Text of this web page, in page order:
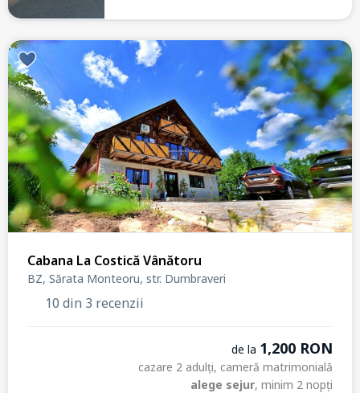
Cabana La Costică Vânătoru
BZ, Sărata Monteoru, str. Dumbraveri
10 din 3 recenzii
de la 1,200 RON
cazare 2 adulți, cameră matrimonială
alege sejur, minim 2 nopți